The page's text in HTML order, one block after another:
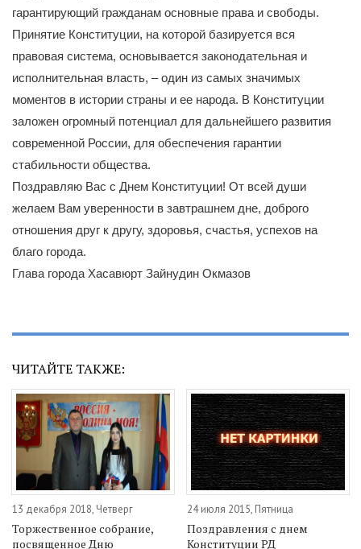
гарантирующий гражданам основные права и свободы.
Принятие Конституции, на которой базируется вся
правовая система, основывается законодательная и
исполнительная власть, – один из самых значимых
моментов в истории страны и ее народа. В Конституции
заложен огромный потенциал для дальнейшего развития
современной России, для обеспечения гарантии
стабильности общества.
Поздравляю Вас с Днем Конституции! От всей души
желаем Вам уверенности в завтрашнем дне, доброго
отношения друг к другу, здоровья, счастья, успехов на
благо города.
Глава города Хасавюрт Зайнудин Окмазов
ЧИТАЙТЕ ТАКЖЕ:
13 декабря 2018, Четверг
Торжественное собрание,
посвященное Дню
24 июля 2015, Пятница
Поздравления с днем
Конституции РД